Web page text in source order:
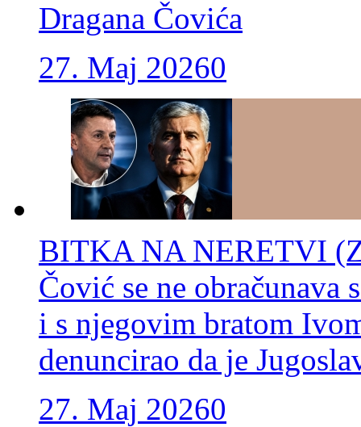
Dragana Čovića
27. Maj 20260
BITKA NA NERETVI
Čović se ne obračunava
i s njegovim bratom
denuncirao da je
27. Maj 20260